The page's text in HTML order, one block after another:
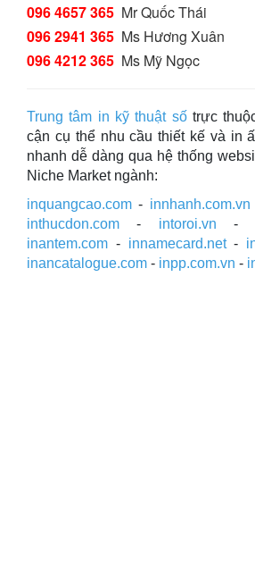
096 4657 365 Mr Quốc Thái
096 2941 365 Ms Hương Xuân
096 4212 365 Ms Mỹ Ngọc
Trung tâm in kỹ thuật sốtrực
cận cụ thể nhu cầu thiết kế và in
nhanh dễ dàng qua hệ thống
Niche Market ngành:
inquangcao.com - innhanh.com.vn
inthucdon.com - intoroi.vn -
inantem.com - innamecard.net-
inancatalogue.com - inpp.com.vn -